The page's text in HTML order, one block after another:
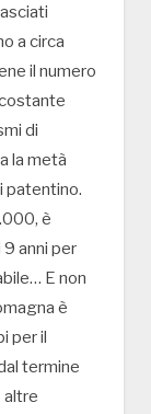
a circa
il numero
di
la metà
patentino.
è
anni per
E non
è
per il
termine
altre